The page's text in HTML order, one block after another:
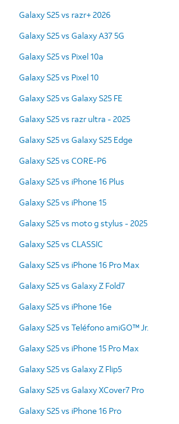
Galaxy S25 vs razr+ 2026
Galaxy S25 vs Galaxy A37 5G
Galaxy S25 vs Pixel 10a
Galaxy S25 vs Pixel 10
Galaxy S25 vs Galaxy S25 FE
Galaxy S25 vs razr ultra - 2025
Galaxy S25 vs Galaxy S25 Edge
Galaxy S25 vs CORE-P6
Galaxy S25 vs iPhone 16 Plus
Galaxy S25 vs iPhone 15
Galaxy S25 vs moto g stylus - 2025
Galaxy S25 vs CLASSIC
Galaxy S25 vs iPhone 16 Pro Max
Galaxy S25 vs Galaxy Z Fold7
Galaxy S25 vs iPhone 16e
Galaxy S25 vs Teléfono amiGO™ Jr.
Galaxy S25 vs iPhone 15 Pro Max
Galaxy S25 vs Galaxy Z Flip5
Galaxy S25 vs Galaxy XCover7 Pro
Galaxy S25 vs iPhone 16 Pro